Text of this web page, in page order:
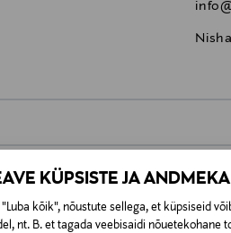
KÜPSISTE JA
"Luba kõik", nõustute sellega, et küpsiseid
nt. B. et tagada veebisaidi nõuetekohane
0,00
lepingust taganeda 30
Tagastatavad suletud pakendis